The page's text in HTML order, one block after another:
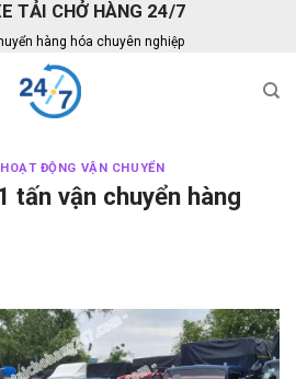
TẢI CHỞ HÀNG 24/7
hàng hóa chuyên nghiệp
HOẠT ĐỘNG VẬN CHUYỂN
tấn vận chuyển hàng